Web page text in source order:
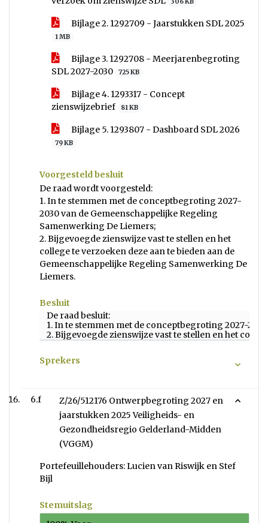
Bijlage 2. 1292709 - Jaarstukken SDL 2025
1 MB
Bijlage 3. 1292708 - Meerjarenbegroting
SDL 2027-2030
725 KB
Bijlage 4. 1293317 - Concept
zienswijzebrief
81 KB
Bijlage 5. 1293807 - Dashboard SDL 2026
79 KB
Voorgesteld besluit
De raad wordt voorgesteld:
1. In te stemmen met de conceptbegroting 2027-
2030 van de Gemeenschappelijke Regeling
Samenwerking De Liemers;
2. Bijgevoegde zienswijze vast te stellen en het
college te verzoeken deze aan te bieden aan de
Gemeenschappelijke Regeling Samenwerking De
Liemers.
Besluit
De raad besluit:
1. In te stemmen met de conceptbegroting 2027-
2. Bijgevoegde zienswijze vast te stellen en het
Sprekers
6.f
Z/26/512176 Ontwerpbegroting 2027 en
jaarstukken 2025 Veiligheids- en
Gezondheidsregio Gelderland-Midden
(VGGM)
Portefeuillehouders: Lucien van Riswijk en Stef
Bijl
Stemuitslag